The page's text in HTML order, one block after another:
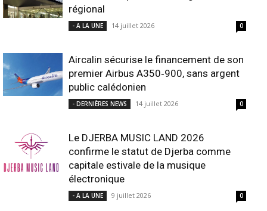
régional
- A LA UNE 14 juillet 2026 0
Aircalin sécurise le financement de son
premier Airbus A350‑900, sans argent
public calédonien
- DERNIÈRES NEWS 14 juillet 2026 0
Le DJERBA MUSIC LAND 2026
confirme le statut de Djerba comme
capitale estivale de la musique
électronique
- A LA UNE 9 juillet 2026 0